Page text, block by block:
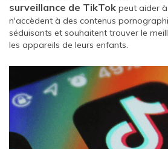
surveillance de TikTok peut aider
n'accèdent à des contenus
séduisants et souhaitent trouver le
les appareils de leurs enfants.